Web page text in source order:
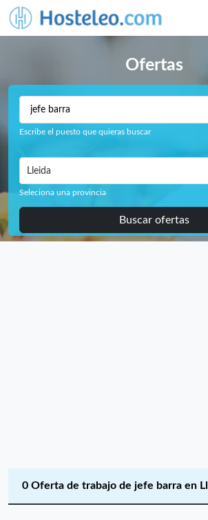
Ofertas
Escribe el puesto que quieras buscar
Lleida
Seleciona una provincia
Buscar ofertas
0 Oferta de trabajo de jefe barra en